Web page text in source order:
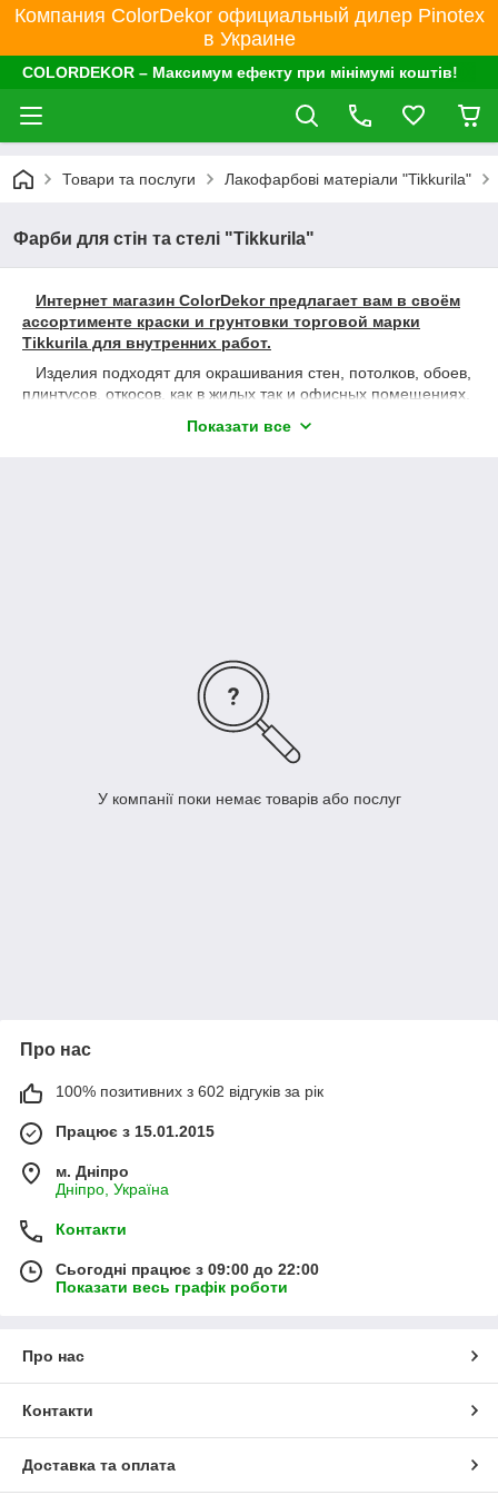
Компания ColorDekor официальный дилер Pinotex
в Украине
COLORDEKOR – Максимум ефекту при мінімумі коштів!
Товари та послуги Лакофарбові матеріали "Tikkurila"
Фарби для стін та стелі "Tikkurila"
Интернет магазин ColorDekor предлагает вам в своём
ассортименте краски и грунтовки торговой марки
Tikkurila для внутренних работ.
Изделия подходят для окрашивания стен, потолков, обоев,
плинтусов, откосов, как в жилых так и офисных помещениях.
Совместное применение грунтов и красок обеспечит
Показати все
У компанії поки немає товарів або послуг
Про нас
100% позитивних з 602 відгуків за рік
Працює з 15.01.2015
м. Дніпро
Дніпро, Україна
Контакти
Сьогодні працює з 09:00 до 22:00
Показати весь графік роботи
Про нас
Контакти
Доставка та оплата